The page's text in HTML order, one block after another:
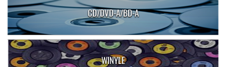
CD/DVD-A/BD-A
WINYLE